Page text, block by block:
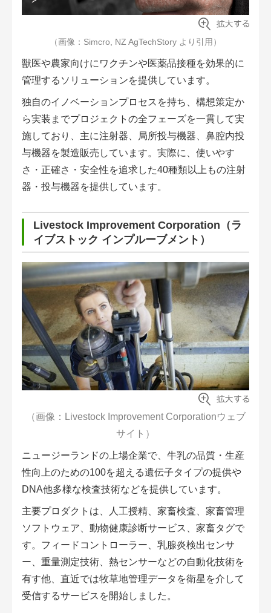
（画像：Simcro, NZ AgTechStory より引用）
獣医や農家向けにワクチンや医薬品接種を効果的に
管理するソリューションを提供しています。
独自のイノベーションプロセスを持ち、構想策定か
ら実装までプロジェクトの全フェーズを一貫して実
施しており、主に注射器、局所投与機器、鼻腔内投
与機器を製造販売しています。実際に、使いやす
さ・正確さ・安全性を追求した40種類以上もの注射
器・投与機器を提供しています。
Livestock Improvement Corporation（ラ
イブストック インプルーブメント）
（画像：Livestock Improvement Corporationウェブ
サイト）
ニュージーランドの上場企業で、牛乳の品質・生産
性向上のための100を超える遺伝子タイプの提供や
DNA他多様な検査技術などを提供しています。
主要プロダクトは、人工授精、家畜検査、家畜管理
ソフトウェア、動物健康診断サービス、家畜タグで
す。フィードコントローラー、乳腺炎検出センサ
ー、重量測定技術、熱センサーなどの自動化技術を
有す他、直近では牧草地管理データを衛星を介して
受信するサービスを開始しました。